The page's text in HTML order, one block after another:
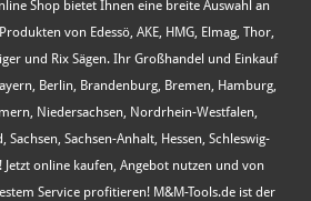
Shop bietet Ihnen eine breite Auswahl an
von Edessö, AKE, HMG, Elmag, Thor,
und Rix Sägen. Ihr Großhandel und Einkauf
Berlin, Brandenburg, Bremen, Hamburg,
Niedersachsen, Nordrhein-Westfalen,
Sachsen, Sachsen-Anhalt, Hessen, Schleswig-
Jetzt online kaufen, Angebot nutzen und von
Service profitieren! M&M-Tools.de ist der